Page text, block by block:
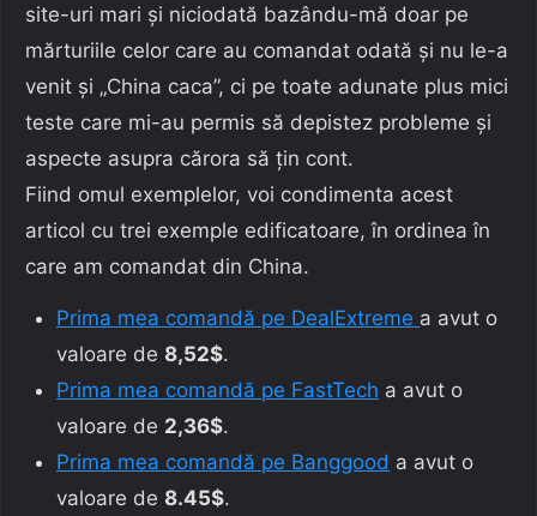
site-uri mari și niciodată bazându-mă doar pe
mărturiile celor care au comandat odată și nu le-a
venit și „China caca”, ci pe toate adunate plus mici
teste care mi-au permis să depistez probleme și
aspecte asupra cărora să țin cont.
Fiind omul exemplelor, voi condimenta acest
articol cu trei exemple edificatoare, în ordinea în
care am comandat din China.
Prima mea comandă pe DealExtreme a avut o
valoare de 8,52$.
Prima mea comandă pe FastTech a avut o
valoare de 2,36$.
Prima mea comandă pe Banggood a avut o
valoare de 8.45$.